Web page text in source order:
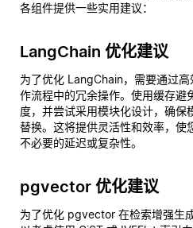
各组件提供一些实用建议：
LangChain 优化建议
为了优化 LangChain，需要通过
作流程中的冗余操作。使用缓存避
度，并尝试采用模块化设计，确保
替换。这将提供灵活性和效率，使
不必要的延迟或复杂性。
pgvector 优化建议
为了优化 pgvector 在检索增强生